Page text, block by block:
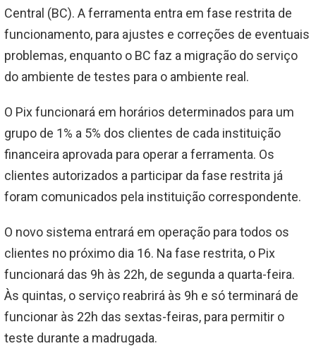
Central (BC). A ferramenta entra em fase restrita de
funcionamento, para ajustes e correções de eventuais
problemas, enquanto o BC faz a migração do serviço
do ambiente de testes para o ambiente real.
O Pix funcionará em horários determinados para um
grupo de 1% a 5% dos clientes de cada instituição
financeira aprovada para operar a ferramenta. Os
clientes autorizados a participar da fase restrita já
foram comunicados pela instituição correspondente.
O novo sistema entrará em operação para todos os
clientes no próximo dia 16. Na fase restrita, o Pix
funcionará das 9h às 22h, de segunda a quarta-feira.
Às quintas, o serviço reabrirá às 9h e só terminará de
funcionar às 22h das sextas-feiras, para permitir o
teste durante a madrugada.